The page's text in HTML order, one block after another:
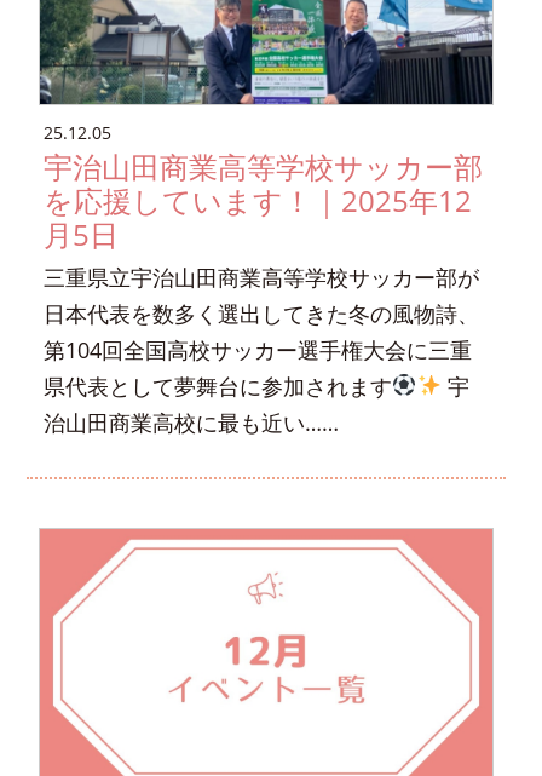
25.12.05
宇治山田商業高等学校サッカー部
を応援しています！｜2025年12
月5日
三重県立宇治山田商業高等学校サッカー部が
日本代表を数多く選出してきた冬の風物詩、
第104回全国高校サッカー選手権大会に三重
県代表として夢舞台に参加されます
宇
治山田商業高校に最も近い……